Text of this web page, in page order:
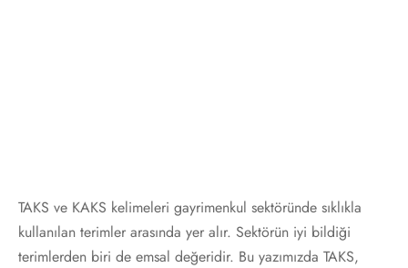
TAKS ve KAKS kelimeleri gayrimenkul sektöründe sıklıkla
kullanılan terimler arasında yer alır. Sektörün iyi bildiği
terimlerden biri de emsal değeridir. Bu yazımızda TAKS,